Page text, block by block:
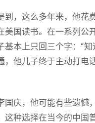
到，这么多年来，他花
美国读书。在一系列公
基本上只回三个字：“知
，他儿子终于主动打电
国庆，他可能有些遗憾
这种选择在当今的中国